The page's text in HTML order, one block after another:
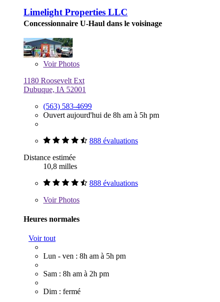
Limelight Properties LLC
Concessionnaire U-Haul dans le voisinage
VoirPhotos
1180 Roosevelt Ext
Dubuque, IA 52001
(563) 583-4699
Ouvert aujourd'hui de 8h am à 5h pm
888 évaluations
Distance estimée
10,8 milles
888 évaluations
VoirPhotos
Heures normales
Voir tout
Lun - ven : 8h am à 5h pm
Sam : 8h am à 2h pm
Dim : fermé